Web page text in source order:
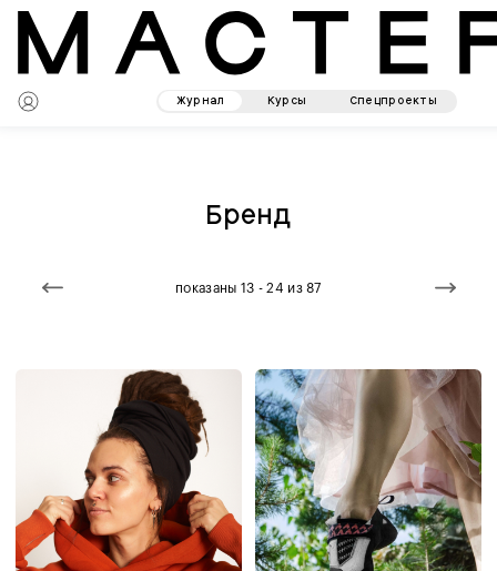
Журнал Курсы Спецпроекты
Бренд
показаны 13 - 24 из 87